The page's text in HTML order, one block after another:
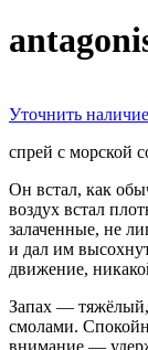
Уточнить наличие
спрей с морской
Он встал, как
воздух встал
залаченные, не
и дал им
движение,
Запах —
смолами.
внимание —